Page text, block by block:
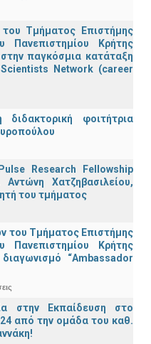
Τμήματος Επιστήμης
Πανεπιστημίου Κρήτης
παγκόσμια κατάταξη
Network (career
φοιτήτρια
Research Fellowship
Χατζηβασιλείου,
του τμήματος
του Τμήματος Επιστήμης
Πανεπιστημίου Κρήτης
“Ambassador
στην Εκπαίδευση στο
από την ομάδα του καθ.